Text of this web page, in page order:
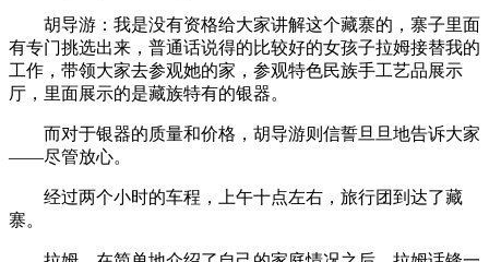
胡导游：我是没有资格给大家讲解这个藏寨的，寨子里面
有专门挑选出来，普通话说得的比较好的女孩子拉姆接替我的
工作，带领大家去参观她的家，参观特色民族手工艺品展示
厅，里面展示的是藏族特有的银器。
而对于银器的质量和价格，胡导游则信誓旦旦地告诉大家
——尽管放心。
经过两个小时的车程，上午十点左右，旅行团到达了藏
寨。